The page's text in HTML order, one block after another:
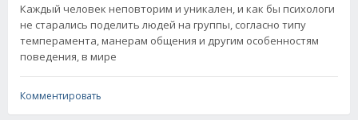
Каждый человек неповторим и уникален, и как бы психологи
не старались поделить людей на группы, согласно типу
темперамента, манерам общения и другим особенностям
поведения, в мире
Комментировать